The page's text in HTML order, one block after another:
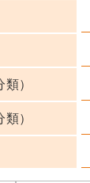
）
）